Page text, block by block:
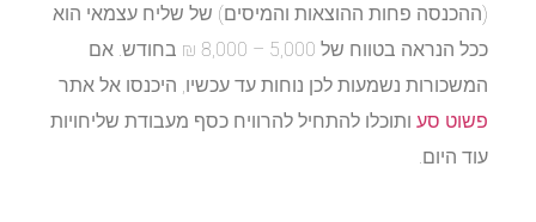
(ההכנסה פחות ההוצאות והמיסים) של שליח עצמאי הוא
ככל הנראה בטווח של 5,000 – 8,000 ₪ בחודש. אם
המשכורות נשמעות לכן נוחות עד עכשיו, היכנסו אל אתר
פשוט סעותוכלו להתחיל להרוויח כסף מעבודת שליחויות
עוד היום.